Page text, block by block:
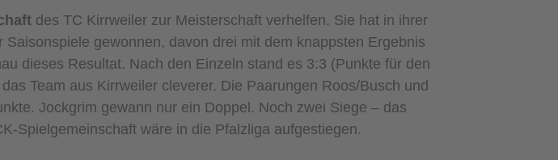
des TC Kirrweiler zur Meisterschaft verhelfen. Sie hat in ihrer
gewonnen, davon drei mit dem knappsten Ergebnis
dieses Resultat. Nach den Einzeln stand es 3:3 (Punkte für den
Team aus Kirrweiler cleverer. Die Paarungen Roos/Busch und
Jockgrim gewann nur ein Doppel. Noch zwei Siege – das
Spielgemeinschaft wäre in die Pfalzliga aufgestiegen.